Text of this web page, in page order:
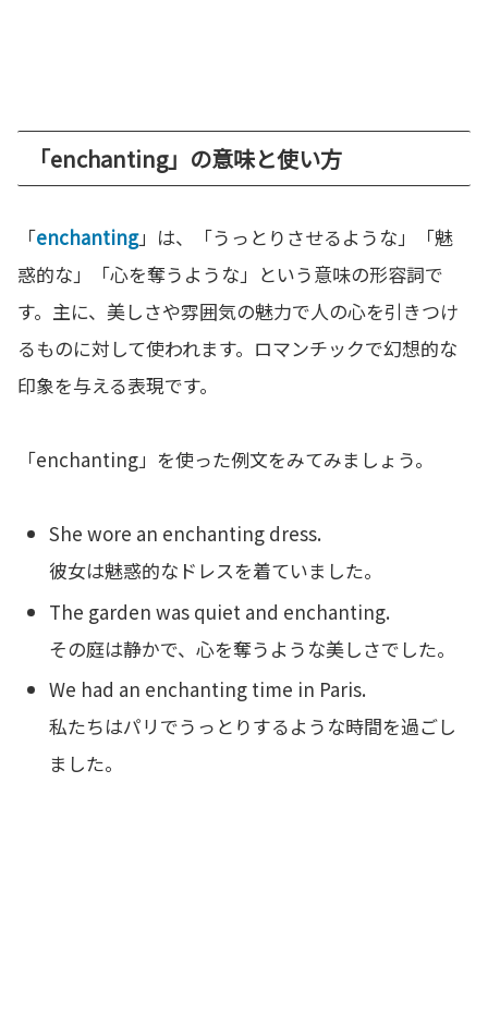
「enchanting」の意味と使い方
「enchanting」は、「うっとりさせるような」「魅
惑的な」「心を奪うような」という意味の形容詞で
す。主に、美しさや雰囲気の魅力で人の心を引きつけ
るものに対して使われます。ロマンチックで幻想的な
印象を与える表現です。
「enchanting」を使った例文をみてみましょう。
She wore an enchanting dress.
彼女は魅惑的なドレスを着ていました。
The garden was quiet and enchanting.
その庭は静かで、心を奪うような美しさでした。
We had an enchanting time in Paris.
私たちはパリでうっとりするような時間を過ごし
ました。